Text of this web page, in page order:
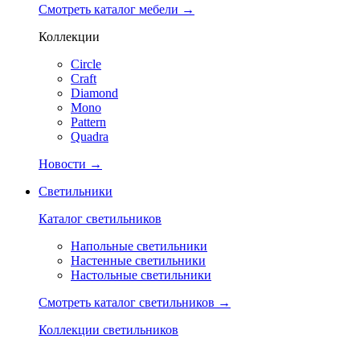
Смотреть каталог мебели →
Коллекции
Circle
Craft
Diamond
Mono
Pattern
Quadra
Новости →
Светильники
Каталог светильников
Напольные светильники
Настенные светильники
Настольные светильники
Смотреть каталог светильников →
Коллекции светильников